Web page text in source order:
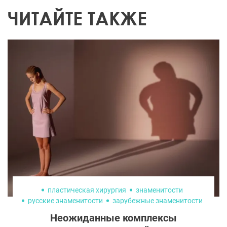
ЧИТАЙТЕ ТАКЖЕ
пластическая хирургия
знаменитости
русские знаменитости
зарубежные знаменитости
Неожиданные комплексы